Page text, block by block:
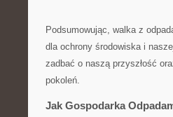
Podsumowując, walka z
dla‍ ochrony środowiska i⁣
zadbać o naszą przyszłość
pokoleń.
Jak​ Gospodarka‍